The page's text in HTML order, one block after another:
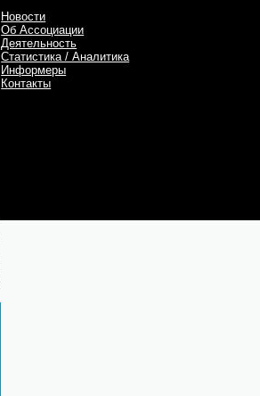
Новости
Об Ассоциации
Деятельность
Статистика / Аналитика
Информеры
Контакты